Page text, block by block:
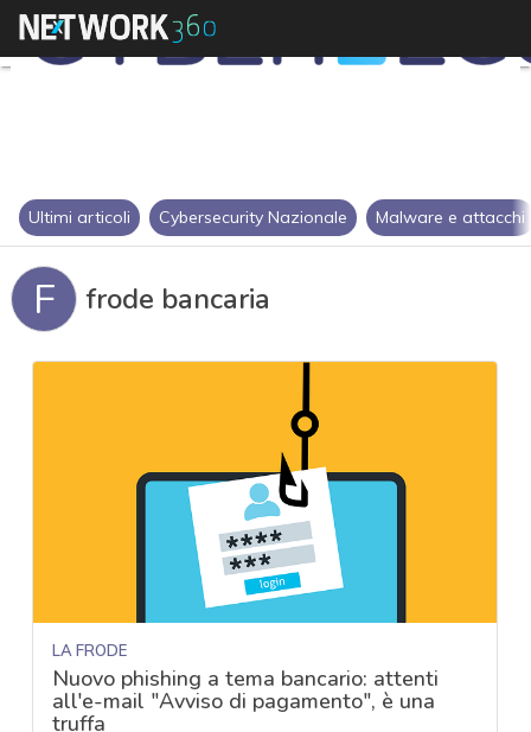
Ultimi articoli Cybersecurity Nazionale Malware e attacchi
F frode bancaria
LA FRODE
Nuovo phishing a tema bancario: attenti
all'e-mail "Avviso di pagamento", è una
truffa